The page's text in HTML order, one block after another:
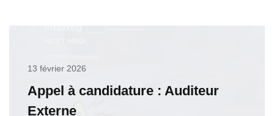
13 février 2026
Appel à candidature : Auditeur
Externe